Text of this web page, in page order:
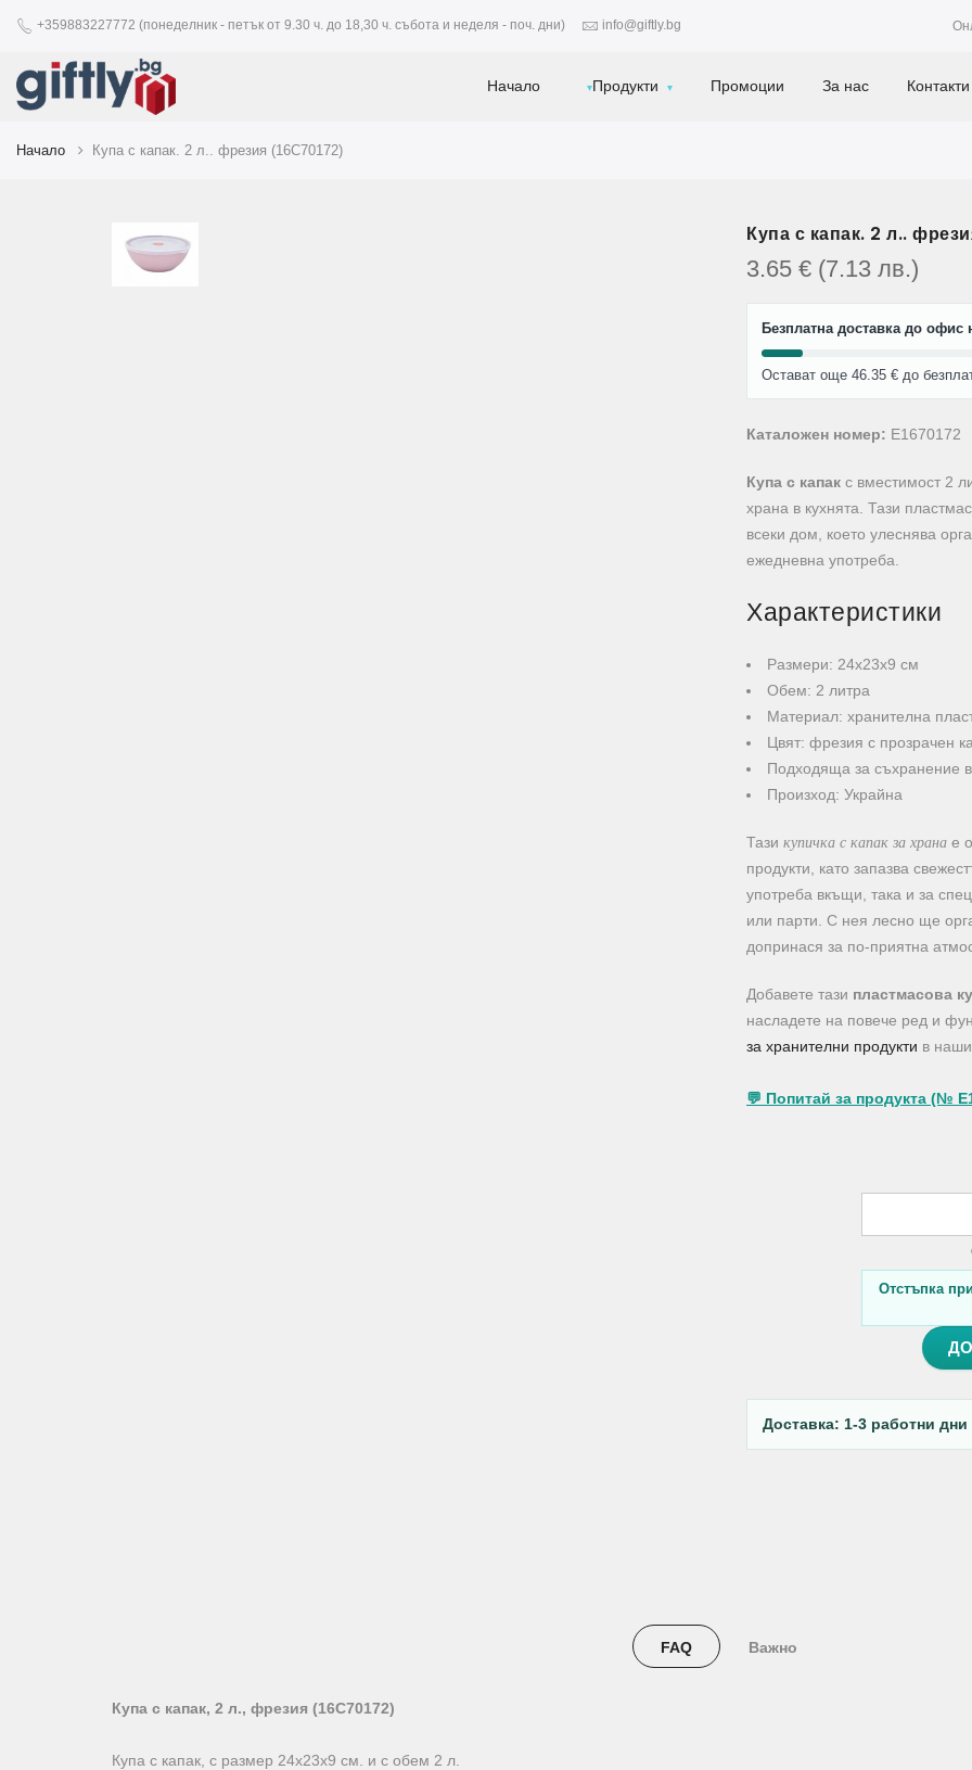
+359883227772 (понеделник - петък от 9.30 ч. до 18,30 ч. събота и неделя - поч. дни) info@giftly.bg
Начало Продукти Промоции За нас Контакти
Начало Купа с капак. 2 л.. фрезия (16C70172)
Купа с капак. 2 л..
3.65 € (7.13 лв.)
Безплатна доставка до офис
Остават още 46.35 € до
Каталожен номер: E1670172
Купа с капак с вместимост 2
храна в кухнята. Тази
всеки дом, което улеснява
ежедневна употреба.
Характеристики
Размери: 24х23х9 см
Обем: 2 литра
Материал: хранителна
Цвят: фрезия с прозрачен
Подходяща за съхранение
Произход: Украйна
Тази купичка с капак за храна е
продукти, като запазва
употреба вкъщи, така и за
или парти. С нея лесно ще
допринася за по-приятна
Добавете тази пластмасова
насладете на повече ред и
за хранителни продукти в
💬 Попитай за продукта (№
Отстъпка
Доставка: 1-3 работни дни
FAQ Важно
Купа с капак, 2 л., фрезия (16C70172)
Купа с капак, с размер 24х23х9 см. и с обем 2 л.